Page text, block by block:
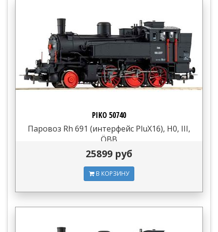
PIKO 50740
Паровоз Rh 691 (интерфейс PluX16), H0, III,
ÖBB
25899 руб
В КОРЗИНУ